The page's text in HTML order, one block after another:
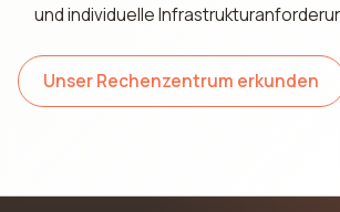
und individuelle
Unser Rechenzentrum erkunden